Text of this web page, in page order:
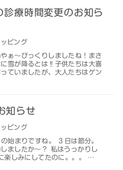
療時間変更のお知ら
ピング
ぁ～びっくりしましたね！まさ
雪が降るとは‼子供たちは大喜
ていましたが、大人たちはゲン
知らせ
ピング
始まりですね。 ３日は節分。
ましたか～？ 私はうっかりし
楽しみにしてたのに。。。 …